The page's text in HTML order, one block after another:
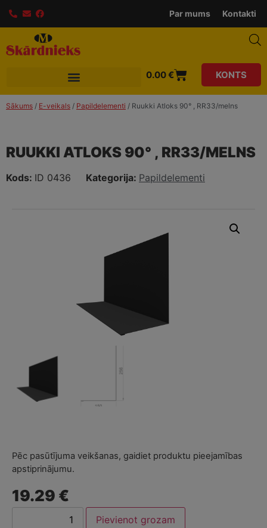
Par mums Kontakti
0.00€ KONTS
Sākums / E-veikals / Papildelementi / Ruukki Atloks 90° , RR33/melns
RUUKKI ATLOKS 90° , RR33/MELNS
Kods: ID 0436 Kategorija: Papildelementi
Pēc pasūtījuma veikšanas, gaidiet produktu pieejamības
apstiprinājumu.
19.29 €
Pievienot grozam